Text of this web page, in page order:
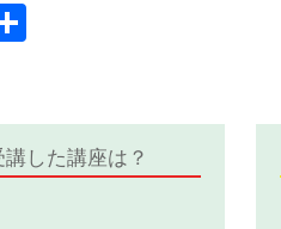
した講座は？